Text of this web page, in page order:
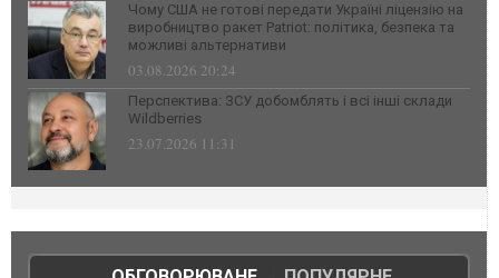
Чому США не готові передати Україні ліцензію на
виробництво ракет Patriot: політика, безпека та
можливі альтернативи
03.08.2026 20:24
Перспектива: ЗСУ добомблять і всі інші склади
Wildberries
23.07.2026 11:31